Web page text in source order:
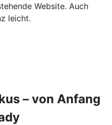
Website. Auch
leicht.
– von Anfang